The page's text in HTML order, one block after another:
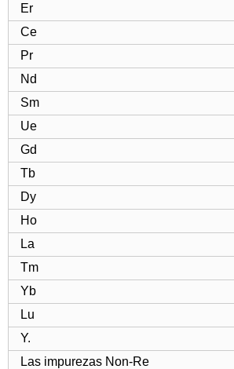
Er
Ce
Pr
Nd
Sm
Ue
Gd
Tb
Dy
Ho
La
Tm
Yb
Lu
Y.
Las impurezas Non-Re